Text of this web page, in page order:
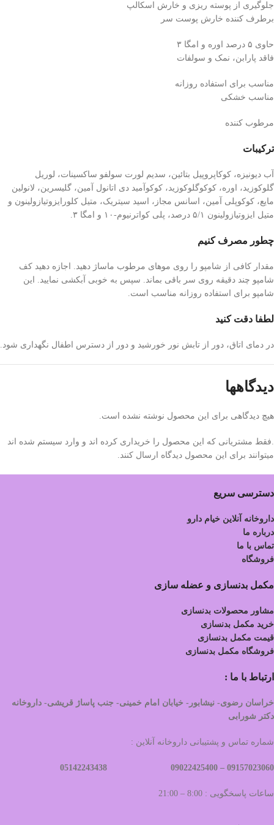
جلوگیری از پوسته ریزی و خارش اسکالپ
برطرف کننده خارش پوست سر
حاوی ۵ درصد اوره و امگا ۳
فاقد پارابن، نمک و سولفات
مناسب برای استفاده روزانه
مناسب خشکی
مرطوب کننده
ترکیبات
آب دیونیزه، کوکاپروپیل بتائین، سدیم لورت سولفو ساکسینات، لوریل
گلوکوزید، اوره، کوکوگلوکوزید، کوکوآمید دی اتانول آمین، گلیسرین، لانولین
مایع، کوکوپلی آمین، اسانس مجاز، اسید سیتریک، متیل کلورایزوتیازولینون و
متیل ایزوتیازولینون ۵/۱ درصد، پلی کواترنیوم-۱۰ و امگا ۳.
چطور مصرف کنیم
مقدار کافی از شامپو را روی موهای مرطوب ماساژ دهید. اجازه دهید کف
شامپو چند دقیقه روی سر باقی بماند. سپس به خوبی آبکشی نمایید. این
شامپو برای استفاده روزانه مناسب است.
لطفا دقت کنید
در دمای اتاق، دور از تابش نور خورشید و دور از دسترس اطفال نگهداری شود.
دیدگاهها
هیچ دیدگاهی برای این محصول نوشته نشده است.
.فقط مشتریانی که این محصول را خریداری کرده اند و وارد سیستم شده اند
میتوانند برای این محصول دیدگاه ارسال کنند.
دسترسی سریع
داروخانه آنلاین خیام دارو
درباره ما
تماس با ما
فروشگاه
مکمل بدنسازی و عضله سازی
مشاور محصولات بدنسازی
خرید مکمل بدنسازی
قیمت مکمل بدنسازی
فروشگاه مکمل بدنسازی
ارتباط با ما :
خراسان رضوی- نیشابور- خیابان امام خمینی- جنب پاساژ قریشی- داروخانه
دکتر شورابی
شماره تماس و پشتیبانی داروخانه آنلاین :
09157023060 –
ساعات پاسخگویی : 8:00 – 21:00